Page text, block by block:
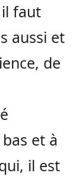
faut
aussi et
de
et à
il est